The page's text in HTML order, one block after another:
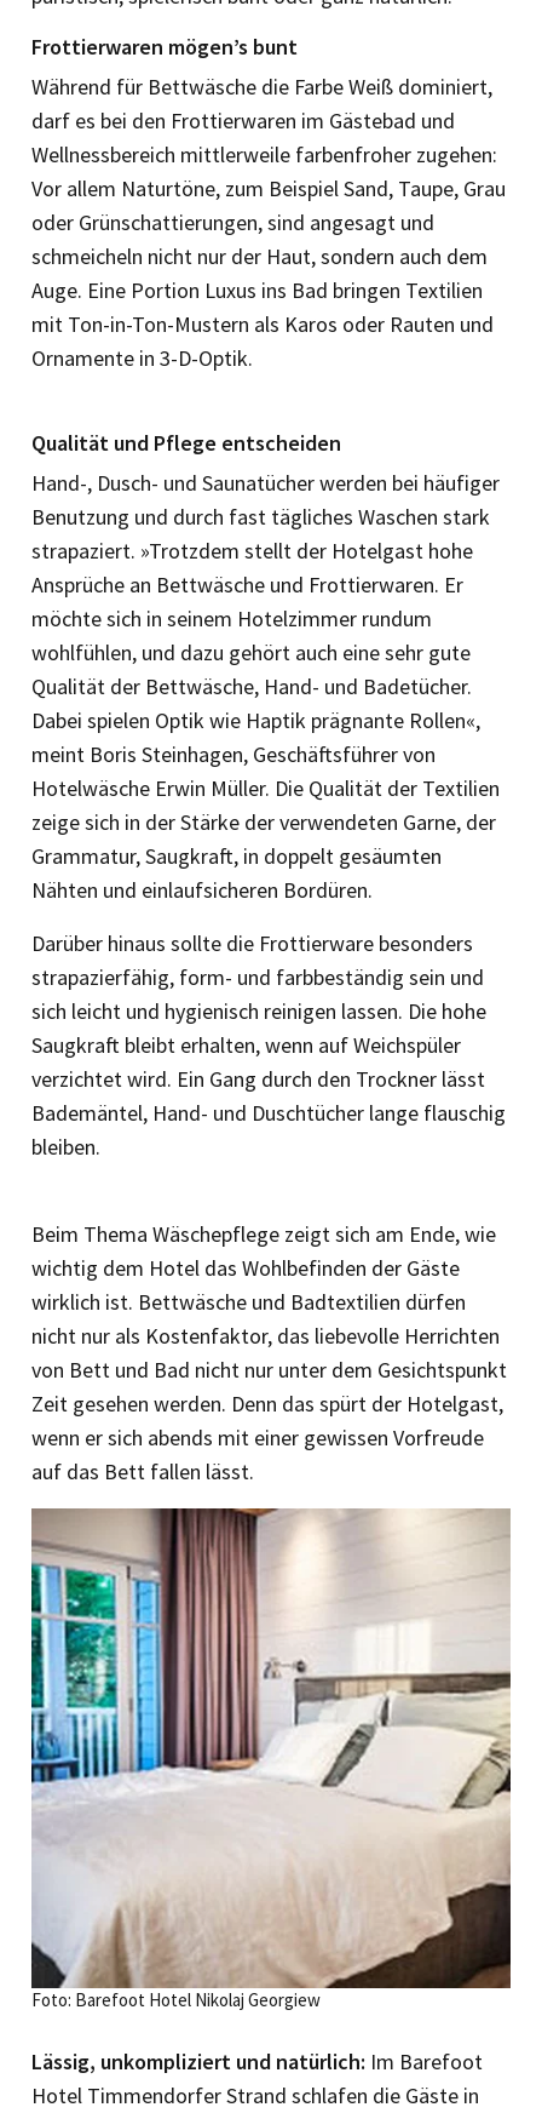
Frottierwaren mögen’s bunt
Während für Bettwäsche die Farbe Weiß dominiert,
darf es bei den Frottierwaren im Gästebad und
Wellnessbereich mittlerweile farbenfroher zugehen:
Vor allem Naturtöne, zum Beispiel Sand, Taupe, Grau
oder Grünschattierungen, sind angesagt und
schmeicheln nicht nur der Haut, sondern auch dem
Auge. Eine Portion Luxus ins Bad bringen Textilien
mit Ton-in-Ton-Mustern als Karos oder Rauten und
Ornamente in 3-D-Optik.
Qualität und Pflege entscheiden
Hand-, Dusch- und Saunatücher werden bei häufiger
Benutzung und durch fast tägliches Waschen stark
strapaziert. »Trotzdem stellt der Hotelgast hohe
Ansprüche an Bettwäsche und Frottierwaren. Er
möchte sich in seinem Hotelzimmer rundum
wohlfühlen, und dazu gehört auch eine sehr gute
Qualität der Bettwäsche, Hand- und Badetücher.
Dabei spielen Optik wie Haptik prägnante Rollen«,
meint Boris Steinhagen, Geschäftsführer von
Hotelwäsche Erwin Müller. Die Qualität der Textilien
zeige sich in der Stärke der verwendeten Garne, der
Grammatur, Saugkraft, in doppelt gesäumten
Nähten und einlaufsicheren Bordüren.
Darüber hinaus sollte die Frottierware besonders
strapazierfähig, form- und farbbeständig sein und
sich leicht und hygienisch reinigen lassen. Die hohe
Saugkraft bleibt erhalten, wenn auf Weichspüler
verzichtet wird. Ein Gang durch den Trockner lässt
Bademäntel, Hand- und Duschtücher lange flauschig
bleiben.
Beim Thema Wäschepflege zeigt sich am Ende, wie
wichtig dem Hotel das Wohlbefinden der Gäste
wirklich ist. Bettwäsche und Badtextilien dürfen
nicht nur als Kostenfaktor, das liebevolle Herrichten
von Bett und Bad nicht nur unter dem Gesichtspunkt
Zeit gesehen werden. Denn das spürt der Hotelgast,
wenn er sich abends mit einer gewissen Vorfreude
auf das Bett fallen lässt.
Foto: Barefoot Hotel Nikolaj Georgiew
Lässig, unkompliziert und natürlich: Im Barefoot
Hotel Timmendorfer Strand schlafen die Gäste in